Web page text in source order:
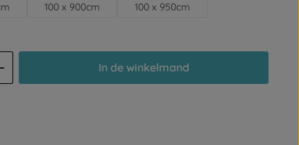
100 x 900cm
100 x 950cm
Voer de gewenste hoeveelheid in
In de winkelmand